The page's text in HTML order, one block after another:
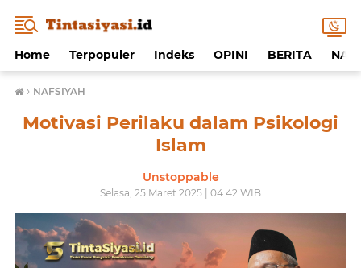
Home Terpopuler Indeks OPINI BERITA
› NAFSIYAH
Motivasi Perilaku dalam Psikologi
Islam
Unstoppable
Selasa, 25 Maret 2025 | 04:42 WIB